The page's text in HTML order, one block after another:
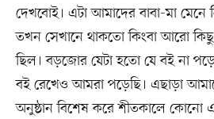
দেখবোই। এটা আমাদের বাবা-মা
তখন সেখানে থাকতো কিংবা আরো
ছিল। বড়জোর যেটা হতো যে বই না পড়ে
বই রেখেও আমরা পড়েছি। এছাড়া
অনুষ্ঠান বিশেষ করে শীতকালে কোনো